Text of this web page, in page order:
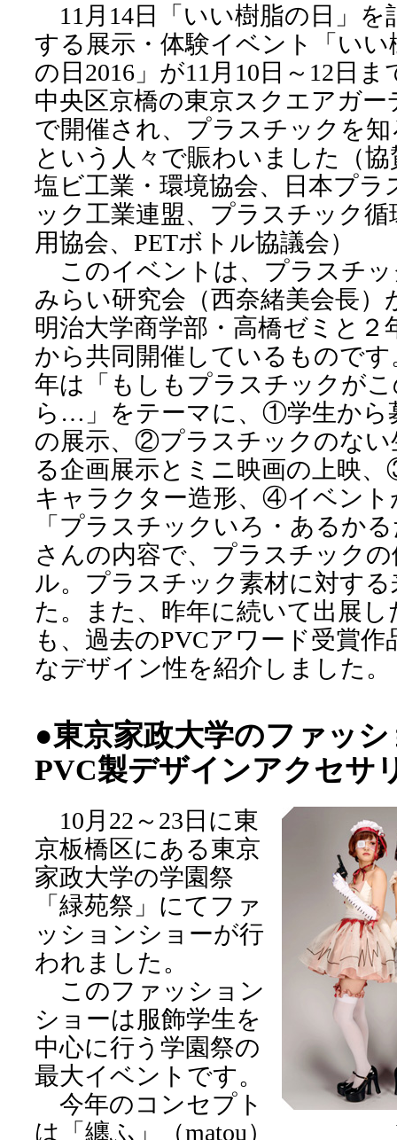
11月14日「いい樹脂の日」を
する展示・体験イベント「いい
の日2016」が11月10日～12日ま
中央区京橋の東京スクエアガー
で開催され、プラスチックを知
という人々で賑わいました（協
塩ビ工業・環境協会、日本プラ
ック工業連盟、プラスチック循
用協会、PETボトル協議会）
このイベントは、プラスチッ
みらい研究会（西奈緒美会長）
明治大学商学部・高橋ゼミと２
から共同開催しているものです
年は「もしもプラスチックが
ら…」をテーマに、①学生から
の展示、②プラスチックのない
る企画展示とミニ映画の上映
キャラクター造形、④イベン
「プラスチックいろ・あるか
さんの内容で、プラスチック
ル。プラスチック素材に対す
た。また、昨年に続いて出展
も、過去のPVCアワード受賞
なデザイン性を紹介しました。
●東京家政大学のファッ
PVC製デザインアクセサ
10月22～23日に東
京板橋区にある東京
家政大学の学園祭
「緑苑祭」にてファ
ッションショーが行
われました。
このファッション
ショーは服飾学生を
中心に行う学園祭の
最大イベントです。
今年のコンセプト
は「纏ふ」（matou）